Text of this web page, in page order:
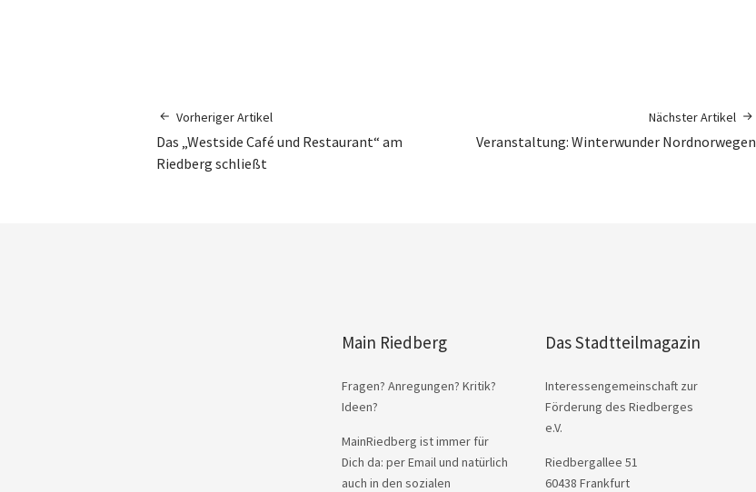
Vorheriger Artikel
Das „Westside Café und Restaurant“ am
Riedberg schließt
Nächster Artikel
Veranstaltung: Winterwunder Nordnorwegen
Main Riedberg
Fragen? Anregungen? Kritik?
Ideen?
MainRiedberg ist immer für
Dich da: per Email und natürlich
auch in den sozialen
Das Stadtteilmagazin
Interessengemeinschaft zur
Förderung des Riedberges
e.V.
Riedbergallee 51
60438 Frankfurt